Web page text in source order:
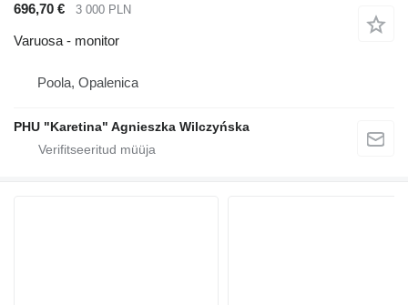
696,70 € 3 000 PLN
Varuosa - monitor
Poola, Opalenica
PHU "Karetina" Agnieszka Wilczyńska